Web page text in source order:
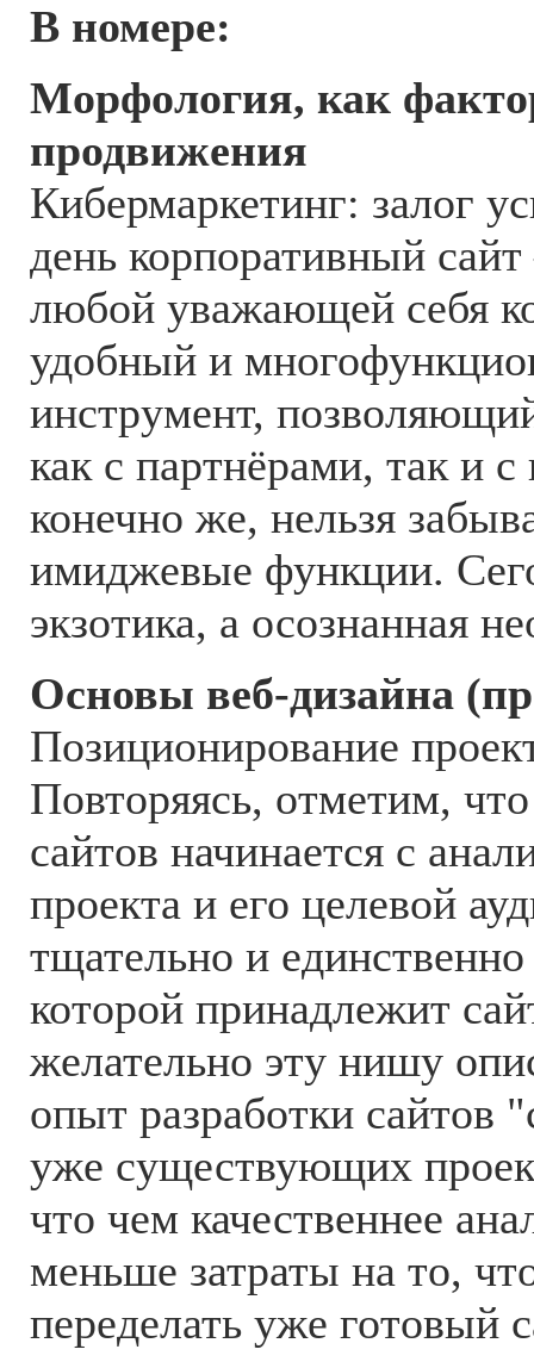
В номере:
Морфология, как
продвижения
Кибермаркетинг: залог
день корпоративный
любой уважающей себя
удобный и
инструмент,
как с партнёрами, так и
конечно же, нельзя
имиджевые функции.
экзотика, а осознанная
Основы веб-дизайна
Позиционирование
Повторяясь, отметим,
сайтов начинается с
проекта и его целевой
тщательно и
которой принадлежит
желательно эту нишу
опыт разработки сайтов
уже существующих
что чем качественнее
меньше затраты на то,
переделать уже готовый